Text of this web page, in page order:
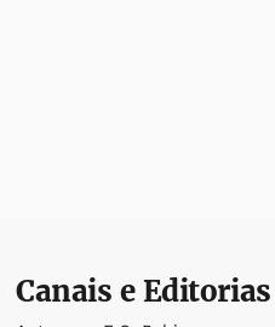
Canais e Editorias